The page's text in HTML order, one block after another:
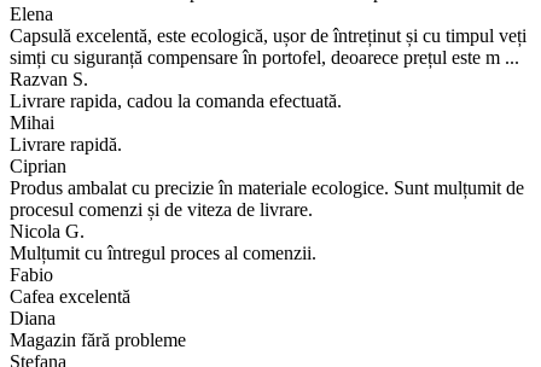
Elena
Capsulă excelentă, este ecologică, ușor de întreținut și cu timpul veți
simți cu siguranță compensare în portofel, deoarece prețul este m ...
Razvan S.
Livrare rapida, cadou la comanda efectuată.
Mihai
Livrare rapidă.
Ciprian
Produs ambalat cu precizie în materiale ecologice. Sunt mulțumit de
procesul comenzi și de viteza de livrare.
Nicola G.
Mulțumit cu întregul proces al comenzii.
Fabio
Cafea excelentă
Diana
Magazin fără probleme
Stefana